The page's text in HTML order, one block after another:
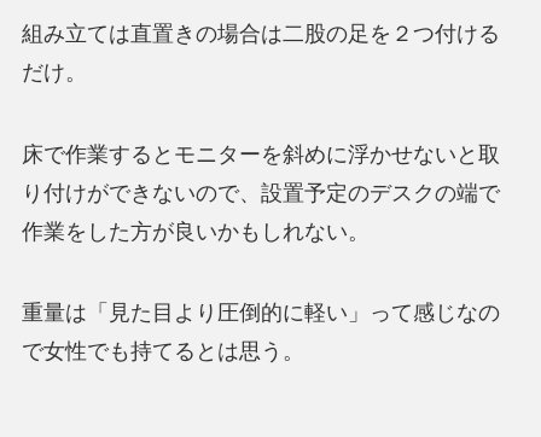
組み立ては直置きの場合は二股の足を２つ付ける
だけ。
床で作業するとモニターを斜めに浮かせないと取
り付けができないので、設置予定のデスクの端で
作業をした方が良いかもしれない。
重量は「見た目より圧倒的に軽い」って感じなの
で女性でも持てるとは思う。